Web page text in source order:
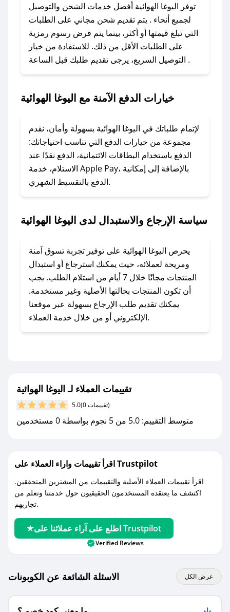
الكوبون، تواصل معنا عبر تويتر أو البريد الإلكتروني
لإضافته بسرعة.
### كيفية استخدام كود خصم اليوغا الهوائية؟
1. انسخ كود الخصم من تطبيق صحصح.
2. الصقه في خانة الدفع عند التسوق من اليوغا
لا تقلق! يمكنك التواصل مع فريق دعم صحصح عبر
الرسائل الخاصة على تويتر أو البريد الإلكتروني،
وسنقوم بحل المشكلة في أسرع وقت ممكن.
### ماذا أفعل إذا لم أجد كود خصم لمتجري
المفضل؟
مراسلتنا مباشرة وسنعمل على توفير الكوبونات في
### كيف تحصل على كوبونات خصم حصرية من
اليوغا الهوائية؟
للحصول على كوبونات وخصومات حصرية، قم بما
يلي:
- اضغط على أيقونة متابعة لمتجر اليوغا الهوائية في
جديد.
مع صحصح، تسوق بذكاء ووفّر على كل مشترياتك مع
كوبونات خصم حصرية من اليوغا الهوائية!
توفر اليوغا الهوائية أفضل خدمات الشحن والتوصيل
لجميع أنحاء . يتم تقديم شحن مجاني على الطلبات
التي تبلغ قيمتها أو أكثر، بينما يتم فرض رسوم رمزية
على الطلبات الأقل من ذلك. للاستفادة من خيار
التوصيل السريع، يرجى تقديم طلبك قبل الساعة .
خيارات الدفع الآمنة مع اليوغا الهوائية
لإتمام طلباتك في اليوغا الهوائية بسهولة وأمان، نقدم
مجموعة من خيارات الدفع التي تناسب احتياجاتك:
الدفع باستخدام البطاقات الائتمانية، الدفع نقدًا عند
الاستلام، خدمة Apple Pay، بالإضافة إلى إمكانية
الدفع بالتقسيط الشهري.
سياسة الإرجاع والاستبدال لدى اليوغا الهوائية
يحرص اليوغا الهوائية على توفير تجربة تسوق آمنة
ومريحة لعملائه، حيث يمكنك استرجاع أو استبدال
المنتجات مجانًا خلال 7 أيام من استلام الطلب. يجب
أن تكون المنتجات بحالتها الأصلية وغير مستخدمة.
يمكنك تقديم طلب الإرجاع بسهولة عبر موقعنا
الإلكتروني أو من خلال خدمة العملاء.
تقييمات العملاء لـ اليوغا الهوائية
5.0 (0 تقييمات)
متوسط التقييم: 5.0 من 5 نجوم بواسطة 0 مستخدمين
اقرأ تقييمات واراء العملاء على Trustpilot
اقرأ تقييمات العملاء الأصلية والتقييمات من المشترين المتحققين.
اكتشف ما يعتقده المستخدمون الحقيقيون حول خدمتنا وتعلم من
تجاربهم.
اطلع على آراء عملائنا على Trustpilot
Verified Reviews
الاسئلة الشائعة عن الكوبونات عرض الكل